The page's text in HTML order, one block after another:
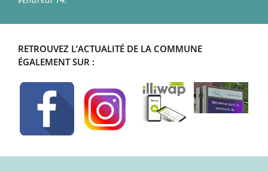
RETROUVEZ L’ACTUALITÉ DE LA COMMUNE
ÉGALEMENT SUR :